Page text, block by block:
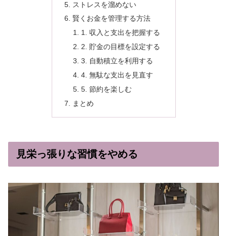
ストレスを溜めない
賢くお金を管理する方法
1. 収入と支出を把握する
2. 貯金の目標を設定する
3. 自動積立を利用する
4. 無駄な支出を見直す
5. 節約を楽しむ
まとめ
見栄っ張りな習慣をやめる